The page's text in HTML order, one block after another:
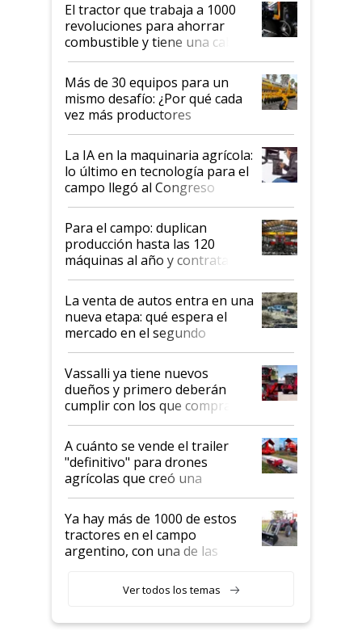
El tractor que trabaja a 1000
revoluciones para ahorrar
combustible y tiene una cabina
que parece una computadora:
lo último en el mundo,
disponible en Argentina
Más de 30 equipos para un
mismo desafío: ¿Por qué cada
vez más productores
incorporan fertilizante bajo
tierra?
La IA en la maquinaria agrícola:
lo último en tecnología para el
campo llegó al Congreso
Aapresid 2026
Para el campo: duplican
producción hasta las 120
máquinas al año y contratan
especialistas de la industria
automotriz para lograrlo
La venta de autos entra en una
nueva etapa: qué espera el
mercado en el segundo
semestre
Vassalli ya tiene nuevos
dueños y primero deberán
cumplir con los que compraron
cosechadoras y todavía no las
recibieron: quién está detrás
del rescate de la empresa
A cuánto se vende el trailer
"definitivo" para drones
agrícolas que creó una
empresa argentina: "Veíamos a
contratistas invirtiendo miles
de dólares en drones de última
generación que luego eran
transportados de forma
Ya hay más de 1000 de estos
tractores en el campo
argentino, con una de las
integradas del mundo
Ver todos los temas